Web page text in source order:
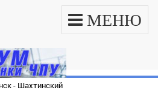
МЕНЮ
- Шахтинский